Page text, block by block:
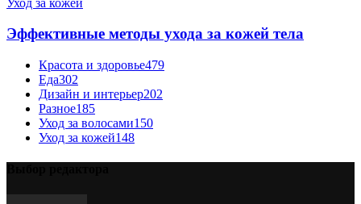
Эффективные методы ухода за кожей тела
Красота и здоровье479
Еда302
Дизайн и интерьер202
Разное185
Уход за волосами150
Уход за кожей148